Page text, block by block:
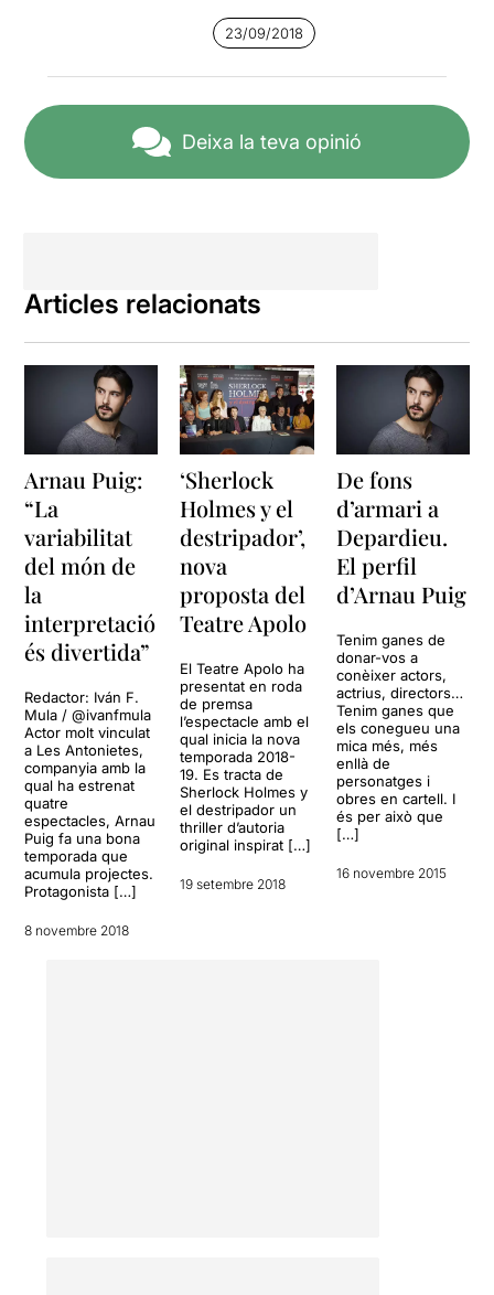
23/09/2018
Deixa la teva opinió
Articles relacionats
Arnau Puig:
“La
variabilitat
del món de
la
interpretació
és divertida”
Redactor: Iván F.
Mula / @ivanfmula
Actor molt vinculat
a Les Antonietes,
companyia amb la
qual ha estrenat
quatre
espectacles, Arnau
Puig fa una bona
temporada que
acumula projectes.
Protagonista […]
8 novembre 2018
‘Sherlock
Holmes y el
destripador’,
nova
proposta del
Teatre Apolo
El Teatre Apolo ha
presentat en roda
de premsa
l’espectacle amb el
qual inicia la nova
temporada 2018-
19. Es tracta de
Sherlock Holmes y
el destripador un
thriller d’autoria
original inspirat […]
19 setembre 2018
De fons
d’armari a
Depardieu.
El perfil
d’Arnau Puig
Tenim ganes de
donar-vos a
conèixer actors,
actrius, directors…
Tenim ganes que
els conegueu una
mica més, més
enllà de
personatges i
obres en cartell. I
és per això que
[…]
16 novembre 2015